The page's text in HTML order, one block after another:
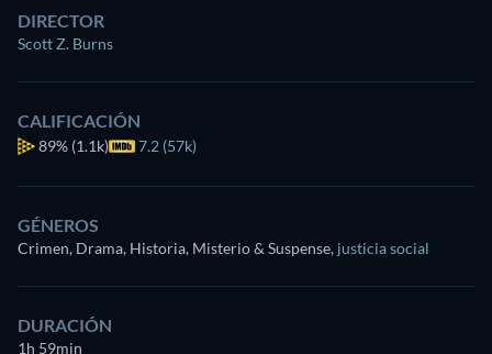
DIRECTOR
Scott Z. Burns
CALIFICACIÓN
89% (1.1k) 7.2 (57k)
GÉNEROS
Crimen, Drama, Historia, Misterio & Suspense, justicia social
DURACIÓN
1h 59min